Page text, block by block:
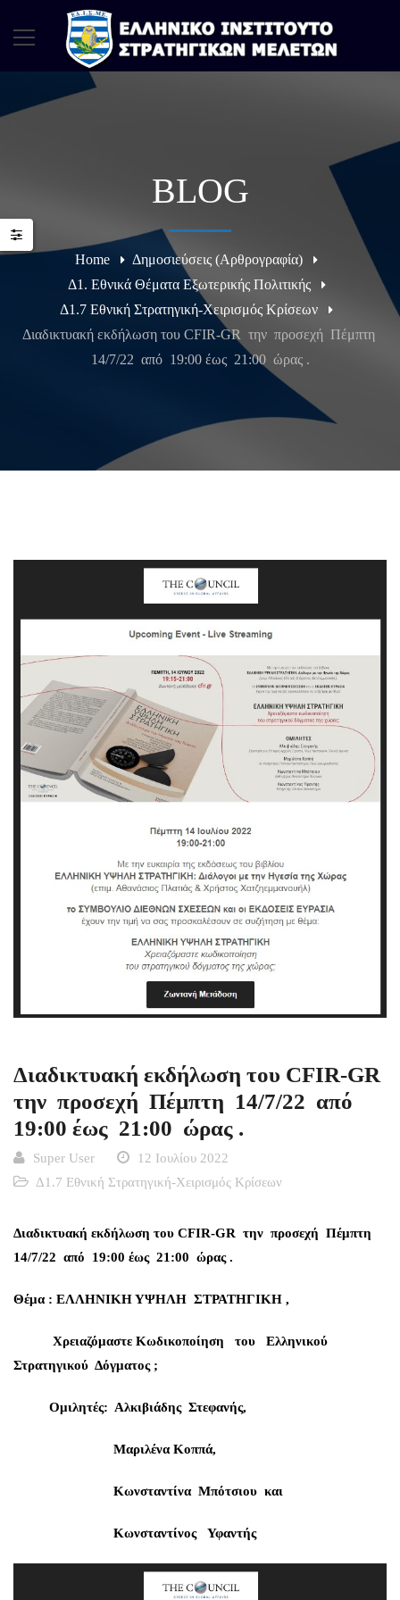
BLOG
Home
Δημοσιεύσεις (Αρθρογραφία)
Δ1. Εθνικά Θέματα Εξωτερικής Πολιτικής
Δ1.7 Εθνική Στρατηγική-Χειρισμός Κρίσεων
Διαδικτυακή εκδήλωση του CFIR-GR την προσεχή Πέμπτη
14/7/22 από 19:00 έως 21:00 ώρας .
Διαδικτυακή εκδήλωση του CFIR-GR
την προσεχή Πέμπτη 14/7/22 από
19:00 έως 21:00 ώρας .
Super User
12 Ιουλίου 2022
Δ1.7 Εθνική Στρατηγική-Χειρισμός Κρίσεων
Διαδικτυακή εκδήλωση του CFIR-GR την προσεχή Πέμπτη
14/7/22 από 19:00 έως 21:00 ώρας .
Θέμα : ΕΛΛΗΝΙΚΗ ΥΨΗΛΗ ΣΤΡΑΤΗΓΙΚΗ ,
Χρειαζόμαστε Κωδικοποίηση του
Ελληνικού
Στρατηγικού Δόγματος ;
Ομιλητές: Αλκιβιάδης Στεφανής,
Μαριλένα Κοππά,
Κωνσταντίνα Μπότσιου και
Κωνσταντίνος Υφαντής